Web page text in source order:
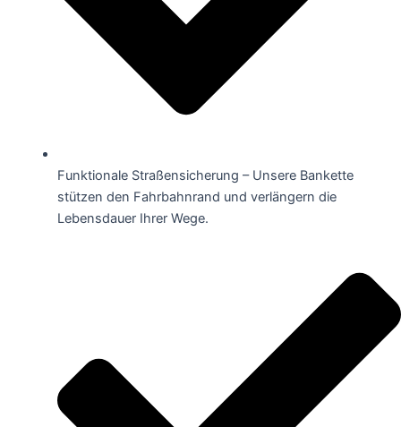
Funktionale Straßensicherung – Unsere Bankette
stützen den Fahrbahnrand und verlängern die
Lebensdauer Ihrer Wege.